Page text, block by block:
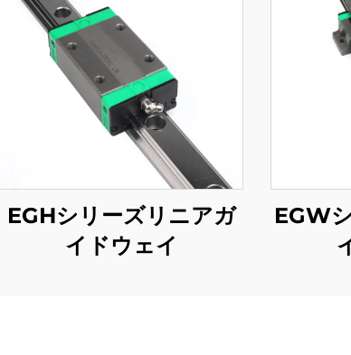
EGHシリーズリニアガ
イドウェイ
EGW